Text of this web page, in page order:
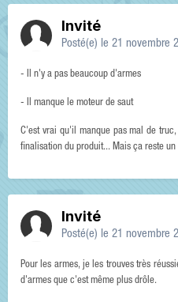
Invité
Posté(e) le 21 novembre
- Il n'y a pas beaucoup d'armes
- Il manque le moteur de saut
C'est vrai qu'il manque pas mal de
finalisation du produit... Mais ça reste
Invité
Posté(e) le 21 novembre
Pour les armes, je les trouves très
d'armes que c'est même plus drôle.